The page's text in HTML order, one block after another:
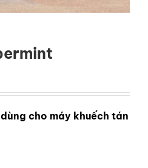
cho máy khuếch tán